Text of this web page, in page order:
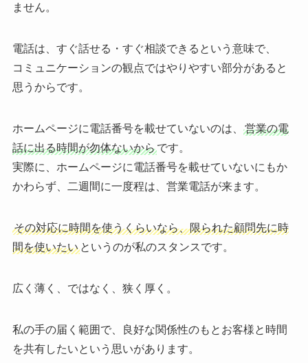
ません。
電話は、すぐ話せる・すぐ相談できるという意味で、
コミュニケーションの観点ではやりやすい部分があると
思うからです。
ホームページに電話番号を載せていないのは、
営業の電
話に出る時間が勿体ないからです。
実際に、ホームページに電話番号を載せていないにもか
かわらず、二週間に一度程は、営業電話が来ます。
その対応に時間を使うくらいなら、限られた顧問先に時
間を使いたいというのが私のスタンスです。
広く薄く、ではなく、狭く厚く。
私の手の届く範囲で、良好な関係性のもとお客様と時間
を共有したいという思いがあります。